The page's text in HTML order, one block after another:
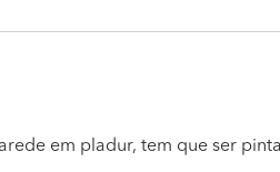
em pladur, tem que ser